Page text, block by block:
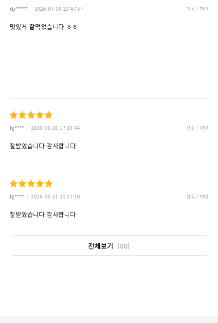
dy***** 2026-07-08 23:47:57 신고 / 차단
맛있게 잘먹었습니다 ㅎㅎ
fg**** 2026-06-28 17:13:44 신고 / 차단
잘받았습니다 감사합니다
fg**** 2026-06-21 20:37:10 신고 / 차단
잘받았습니다 감사합니다
전체보기 (80)